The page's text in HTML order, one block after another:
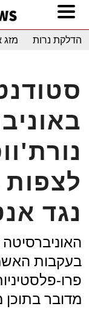
הדלקת נרות מזג
נגד
בעקבות
פרו-
מדובר בתוכן